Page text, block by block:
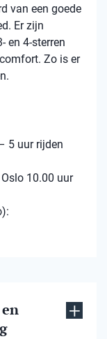
van een goede
Er zijn
en 4-sterren
Zo is er
5 uur rijden
10.00 uur